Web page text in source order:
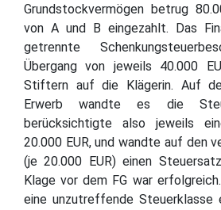
Grundstockvermögen betrug
von A und B eingezahlt. Das
getrennte
Übergang von jeweils 40.000
Stiftern auf die Klägerin. Auf
Erwerb wandte es die
berücksichtigte also jeweils
20.000 EUR, und wandte auf den
(je 20.000 EUR) einen
Klage vor dem FG war
eine unzutreffende